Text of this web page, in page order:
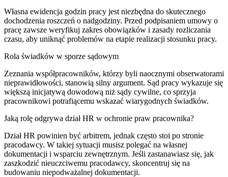
Własna ewidencja godzin pracy jest niezbędna do skutecznego
dochodzenia roszczeń o nadgodziny. Przed podpisaniem umowy o
pracę zawsze weryfikuj zakres obowiązków i zasady rozliczania
czasu, aby uniknąć problemów na etapie realizacji stosunku pracy.
Rola świadków w sporze sądowym
Zeznania współpracowników, którzy byli naocznymi obserwatorami
nieprawidłowości, stanowią silny argument. Sąd pracy wykazuje się
większą inicjatywą dowodową niż sądy cywilne, co sprzyja
pracownikowi potrafiącemu wskazać wiarygodnych świadków.
Jaką rolę odgrywa dział HR w ochronie praw pracownika?
Dział HR powinien być arbitrem, jednak często stoi po stronie
pracodawcy. W takiej sytuacji musisz polegać na własnej
dokumentacji i wsparciu zewnętrznym. Jeśli zastanawiasz się, jak
zaszkodzić nieuczciwemu pracodawcy, skoncentruj się na
budowaniu niepodważalnej dokumentacji.